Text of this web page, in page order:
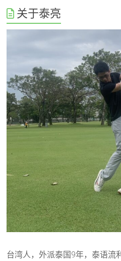
关于泰亮
台湾人，外派泰国9年，泰语流